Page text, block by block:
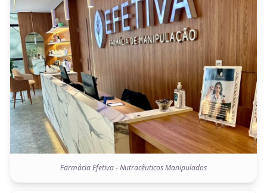
Farmácia Efetiva - Nutracêuticos Manipulados